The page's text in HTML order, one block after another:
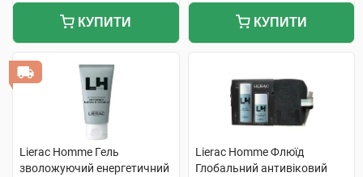
КУПИТИ КУПИТИ
Lierac Homme Гель
зволожуючий енергетичний
Lierac Homme Флюїд
Глобальний антивіковий